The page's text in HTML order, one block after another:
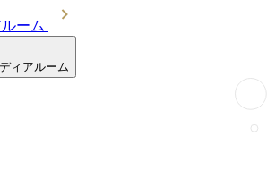
ーム
ィアルーム